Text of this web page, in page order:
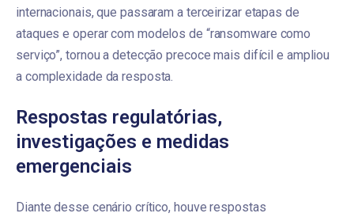
internacionais, que passaram a terceirizar etapas de
ataques e operar com modelos de “ransomware como
serviço”, tornou a detecção precoce mais difícil e ampliou
a complexidade da resposta.
Respostas regulatórias,
investigações e medidas
emergenciais
Diante desse cenário crítico, houve respostas